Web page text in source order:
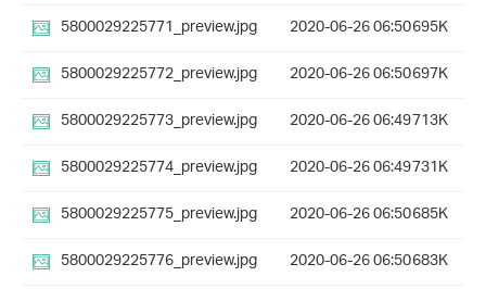
5800029225771_preview.jpg
2020-06-26 06:50695K
5800029225772_preview.jpg
2020-06-26 06:50697K
5800029225773_preview.jpg
2020-06-26 06:49713K
5800029225774_preview.jpg
2020-06-26 06:49731K
5800029225775_preview.jpg
2020-06-26 06:50685K
5800029225776_preview.jpg
2020-06-26 06:50683K